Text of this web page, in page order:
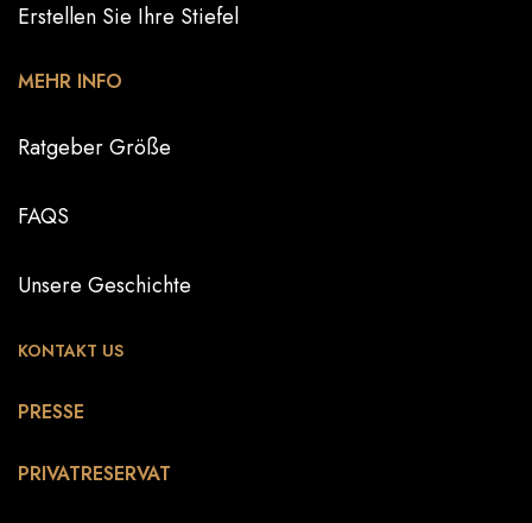
Erstellen Sie Ihre Stiefel
MEHR INFO
Ratgeber Größe
FAQS
Unsere Geschichte
KONTAKT US
PRESSE
PRIVATRESERVAT